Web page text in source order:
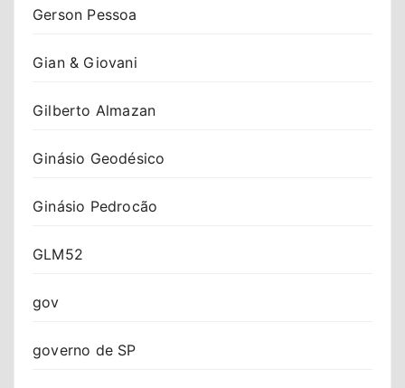
Gerson Pessoa
Gian & Giovani
Gilberto Almazan
Ginásio Geodésico
Ginásio Pedrocão
GLM52
gov
governo de SP